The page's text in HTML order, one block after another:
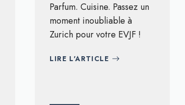
Parfum. Cuisine. Passez un
moment inoubliable à
Zurich pour votre EVJF !
LIRE L'ARTICLE